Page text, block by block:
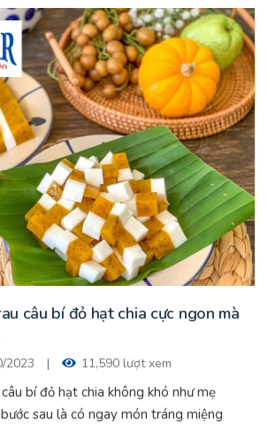
câu bí đỏ hạt chia cực ngon mà
2023 | 11,590 lượt xem
bí đỏ hạt chia không khó như mẹ
sau là có ngay món tráng miệng